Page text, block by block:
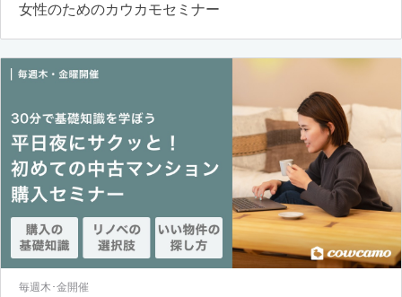
女性のためのカウカモセミナー
毎週木･金開催